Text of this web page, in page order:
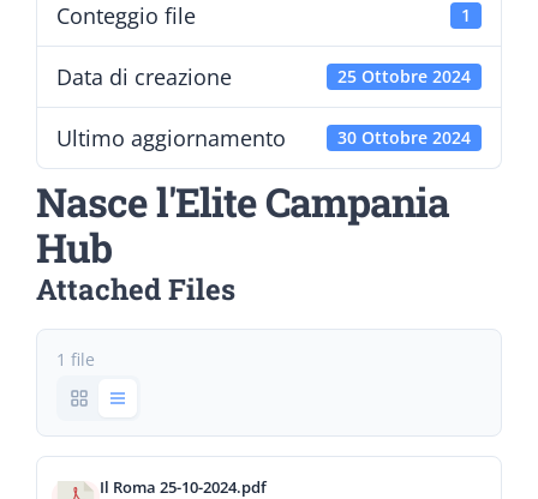
Conteggio file 1
Data di creazione 25 Ottobre 2024
Ultimo aggiornamento 30 Ottobre 2024
Nasce l'Elite Campania
Hub
Attached Files
1 file
Il Roma 25-10-2024.pdf